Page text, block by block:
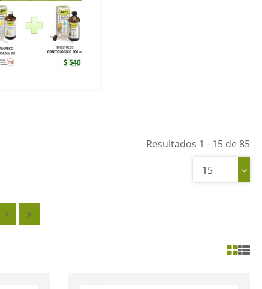
Resultados 1 - 15 de 85
15